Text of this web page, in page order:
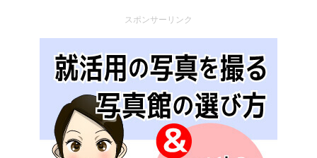
スポンサーリンク